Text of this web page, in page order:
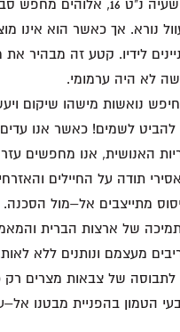
מלהיתפס. בישעיה נ"ט 16,
נורא. אך כאשר הוא אינו
לידיו. קטע זה מבהיר
לא היה ערמומי.
נואשות מישהו שיקום
להביט לשמים! כאשר אנו
האנושית, אנו מחפשים
תודה על החיילים
מתייצבים אל–מול הסכנה.
של ארצות הברית
מעצמם ונותנים ללא
של צבאות מצרים רק
הטמון בהפניית מבטנו